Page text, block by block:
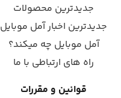
جدیدترین محصولات
جدیدترین اخبار آمل موبایل
آمل موبایل چه میکند؟
راه های ارتباطی با ما
قوانین و مقررات